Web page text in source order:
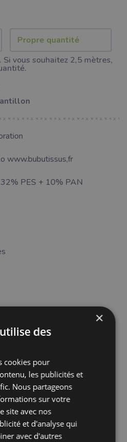
vous souhaitez 2,5 mètres,
www.bubutissus,fr
PES + 10% PAN
modérée (60°C)
×
des
cookies pour
les publicités et
Nous partageons
sur votre
site avec nos
et d'analyse qui
avec d'autres